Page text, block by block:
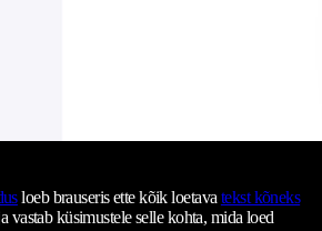
loeb brauseris ette kõik loetava tekst kõneks
vastab küsimustele selle kohta, mida loed